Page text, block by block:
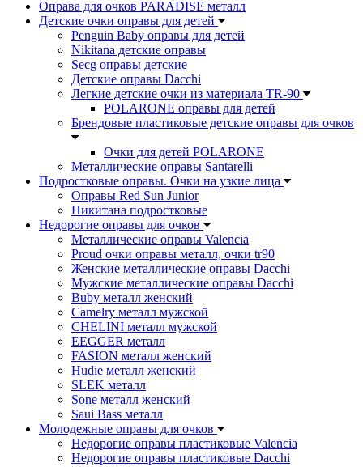
Оправа для очков PARADISE металл
Детские очки оправы для детей
Penguin Baby оправы для детей
Nikitana детские оправы
Secg оправы детские
Детские оправы Dacchi
Легкие детские очки из материала TR-90
POLARONE оправы для детей
Брендовые пластиковые детские оправы для очков
Очки для детей POLARONE
Металлические оправы Santarelli
Подростковые оправы. Очки на узкие лица
Оправы Red Sun Junior
Никитана подростковые
Недорогие оправы для очков
Металлические оправы Valencia
Proud очки оправы металл, очки tr90
Женские металлические оправы Dacchi
Мужские металлические оправы Dacchi
Buby металл женский
Camelry металл мужской
CHELINI металл мужской
EEGGER металл
FASION металл женский
Hudie металл женский
SLEK металл
Sone металл женский
Saui Bass металл
Молодежные оправы для очков
Недорогие оправы пластиковые Valencia
Недорогие оправы пластиковые Dacchi